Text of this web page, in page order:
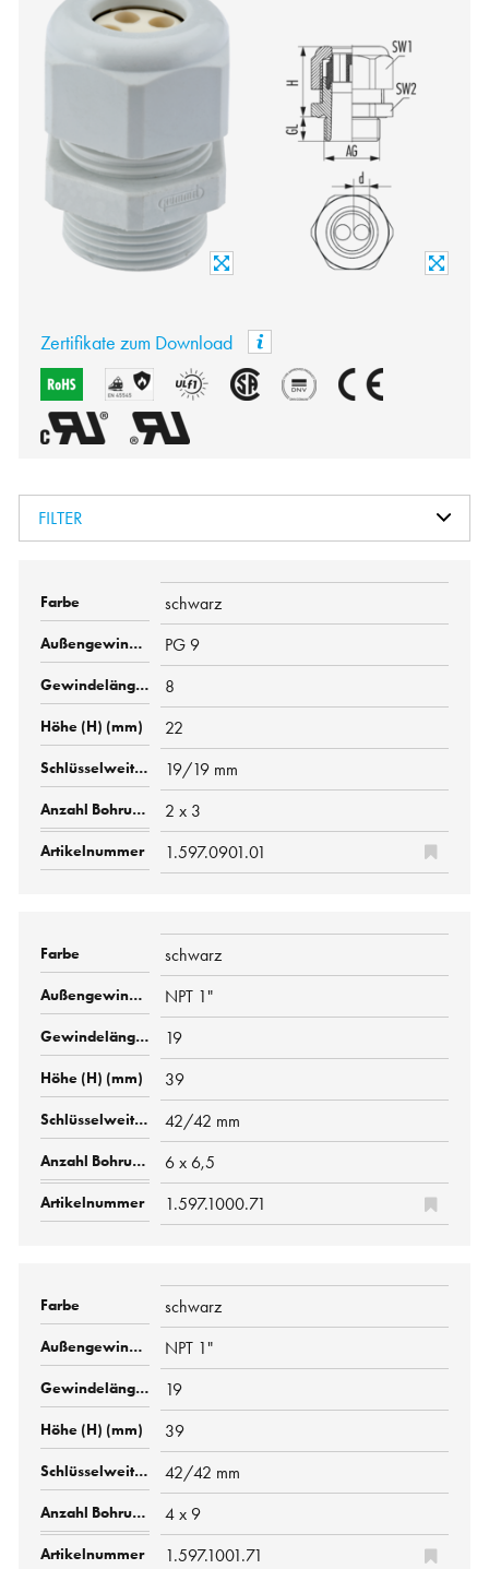
Zertifikate zum Download
FILTER
schwarz
PG 9
8
22
19/19 mm
2 x 3
1.597.0901.01
schwarz
NPT 1"
19
39
42/42 mm
6 x 6,5
1.597.1000.71
schwarz
NPT 1"
19
39
42/42 mm
4 x 9
1.597.1001.71